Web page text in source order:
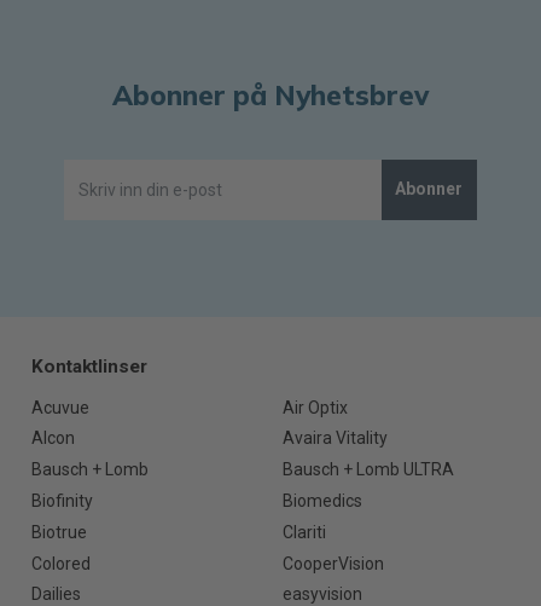
Abonner på Nyhetsbrev
Abonner
Kontaktlinser
Acuvue
Air Optix
Alcon
Avaira Vitality
Bausch + Lomb
Bausch + Lomb ULTRA
Biofinity
Biomedics
Biotrue
Clariti
Colored
CooperVision
Dailies
easyvision